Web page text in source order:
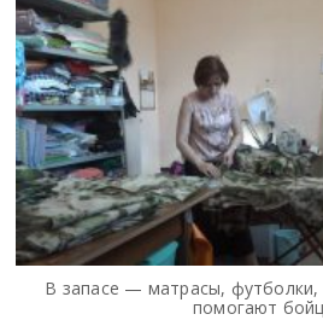
В запасе — матрасы,
помогают